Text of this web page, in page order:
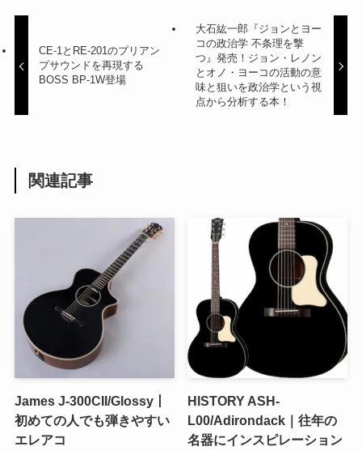
CE-1とRE-201のプリアン
プサウンドを再現する
BOSS BP-1W登場
大石紘一郎『ジョンとヨー
コの政治学 不条理を撃
つ』発売！ジョン・レノン
とオノ・ヨーコの活動の意
味と狙いを政治学という視
点から分析する本！
関連記事
James J-300CII/Glossy丨
初めての人でも弾きやすい
エレアコ
HISTORY ASH-
L00/Adirondack｜往年の
名器にインスピレーション